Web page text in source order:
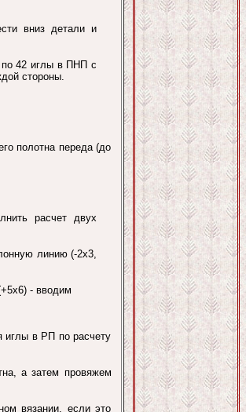
вниз детали и
по 42 иглы в ПНП с
стороны.
полотна переда (до
расчет двух
линию (-2х3,
- вводим
иглы в РП по расчету
а затем провяжем
вязании, если это